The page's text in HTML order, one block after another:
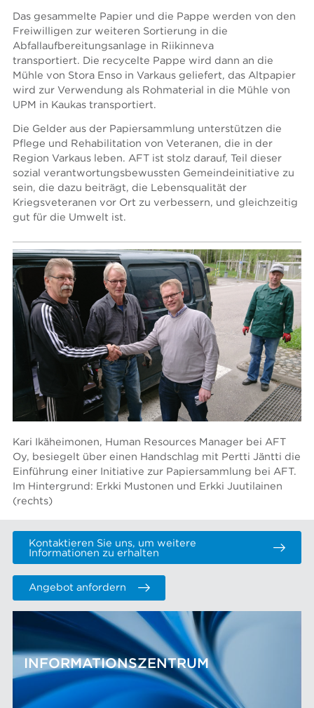
Das gesammelte Papier und die Pappe werden von den
Freiwilligen zur weiteren Sortierung in die
Abfallaufbereitungsanlage in Riikinneva
transportiert. Die recycelte Pappe wird dann an die
Mühle von Stora Enso in Varkaus geliefert, das Altpapier
wird zur Verwendung als Rohmaterial in die Mühle von
UPM in Kaukas transportiert.
Die Gelder aus der Papiersammlung unterstützen die
Pflege und Rehabilitation von Veteranen, die in der
Region Varkaus leben. AFT ist stolz darauf, Teil dieser
sozial verantwortungsbewussten Gemeindeinitiative zu
sein, die dazu beiträgt, die Lebensqualität der
Kriegsveteranen vor Ort zu verbessern, und gleichzeitig
gut für die Umwelt ist.
Kari Ikäheimonen, Human Resources Manager bei AFT
Oy, besiegelt über einen Handschlag mit Pertti Jäntti die
Einführung einer Initiative zur Papiersammlung bei AFT.
Im Hintergrund: Erkki Mustonen und Erkki Juutilainen
(rechts)
Kontaktieren Sie uns, um weitere
Informationen zu erhalten
Angebot anfordern
INFORMATIONSZENTRUM